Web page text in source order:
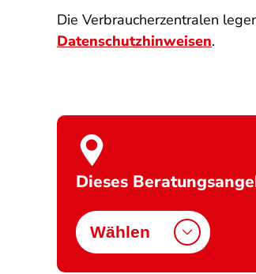
Die Verbraucherzentralen
Datenschutzhinweisen.
Dieses
Wählen